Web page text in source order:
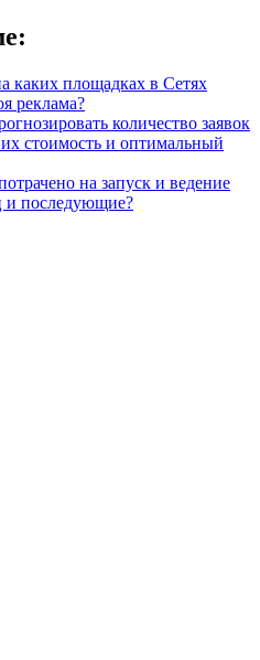
каких площадках в Сетях
реклама?
количество заявок
стоимость и оптимальный
на запуск и ведение
и последующие?